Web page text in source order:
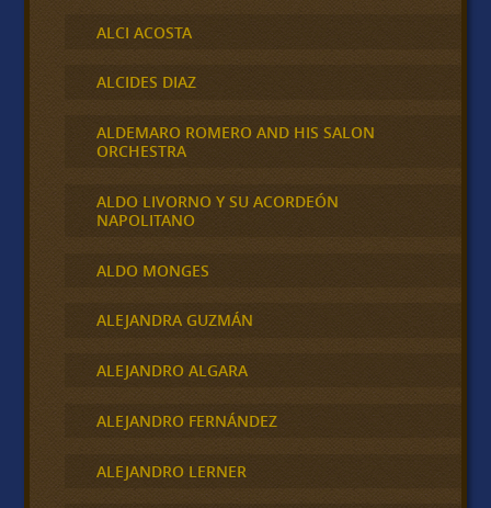
ALCI ACOSTA
ALCIDES DIAZ
ALDEMARO ROMERO AND HIS SALON
ORCHESTRA
ALDO LIVORNO Y SU ACORDEÓN
NAPOLITANO
ALDO MONGES
ALEJANDRA GUZMÁN
ALEJANDRO ALGARA
ALEJANDRO FERNÁNDEZ
ALEJANDRO LERNER